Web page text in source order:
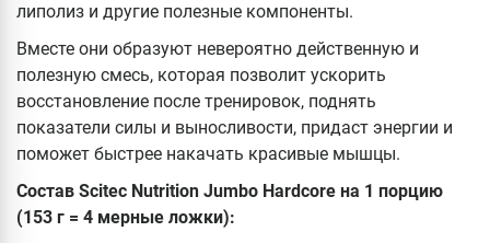
липолиз и другие полезные компоненты.
Вместе они образуют невероятно действенную и
полезную смесь, которая позволит ускорить
восстановление после тренировок, поднять
показатели силы и выносливости, придаст энергии и
поможет быстрее накачать красивые мышцы.
Состав Scitec Nutrition Jumbo Hardcore на 1 порцию
(153 г = 4 мерные ложки):